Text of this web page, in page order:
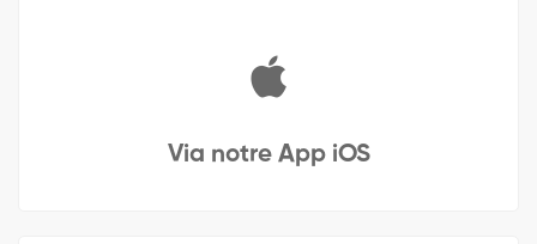
Via notre App iOS